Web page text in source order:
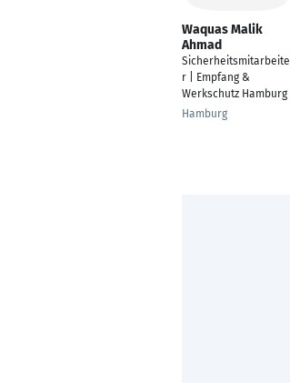
Waquas Malik
Ahmad
Sicherheitsmitarbeite
r | Empfang &
Werkschutz Hamburg
Hamburg